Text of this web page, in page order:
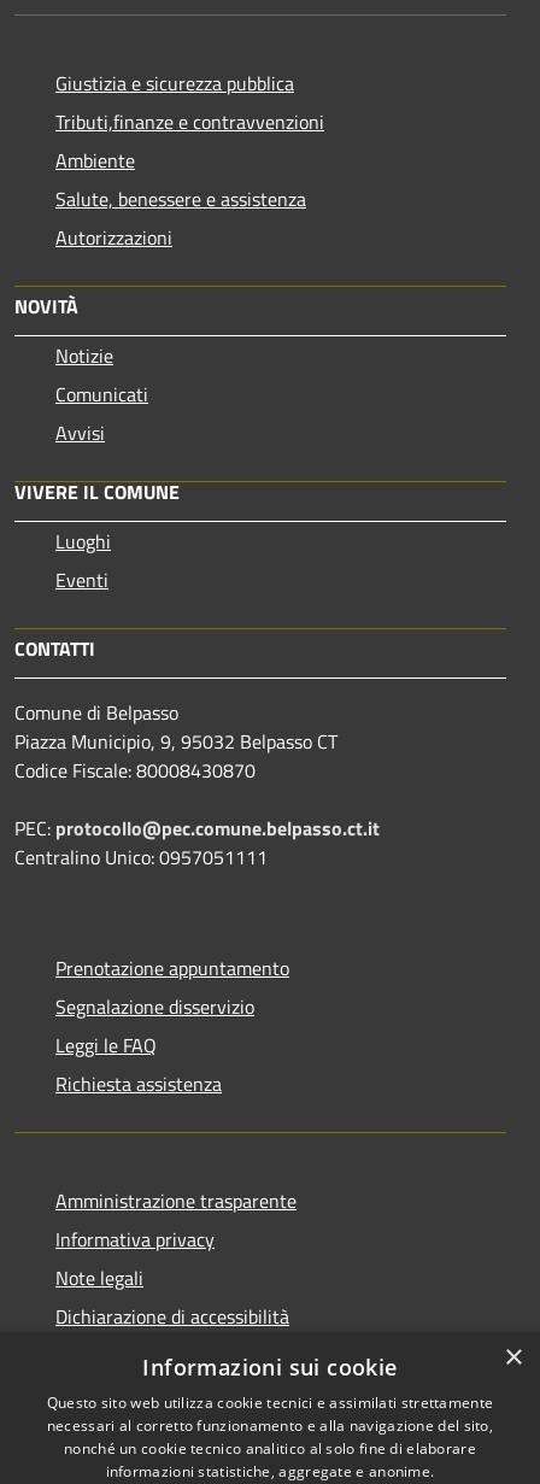
Giustizia e sicurezza pubblica
Tributi,finanze e contravvenzioni
Ambiente
Salute, benessere e assistenza
Autorizzazioni
NOVITÀ
Notizie
Comunicati
Avvisi
VIVERE IL COMUNE
Luoghi
Eventi
CONTATTI
Comune di Belpasso
Piazza Municipio, 9, 95032 Belpasso CT
Codice Fiscale: 80008430870
PEC: protocollo@pec.comune.belpasso.ct.it
Centralino Unico: 0957051111
Prenotazione appuntamento
Segnalazione disservizio
Leggi le FAQ
Richiesta assistenza
Amministrazione trasparente
Informativa privacy
Note legali
Dichiarazione di accessibilità
RSS
Accessibilità
Copyright © 2026 • Comune di
Belpasso • Powered by
×
Informazioni sui cookie
Questo sito web utilizza cookie tecnici e assimilati strettamente
necessari al corretto funzionamento e alla navigazione del sito,
nonché un cookie tecnico analitico al solo fine di elaborare
informazioni statistiche, aggregate e anonime.